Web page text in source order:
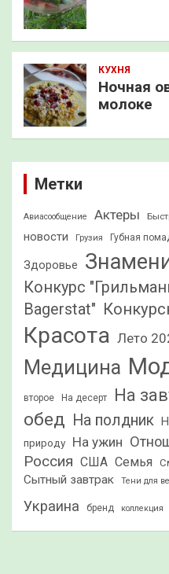
КУХНЯ
Ночная
молоке
Метки
Авиасообщение Актеры
новости
Грузия Губная
Здоровье
Конкурс
Bagerstat"
Красота Лето
Медицина
второе На десерт На
обед На полдник
природу
На ужин
Россия США Семья
Сытный завтрак Тени для
Украина бренд коллекция